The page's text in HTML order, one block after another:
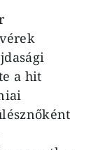
a hit